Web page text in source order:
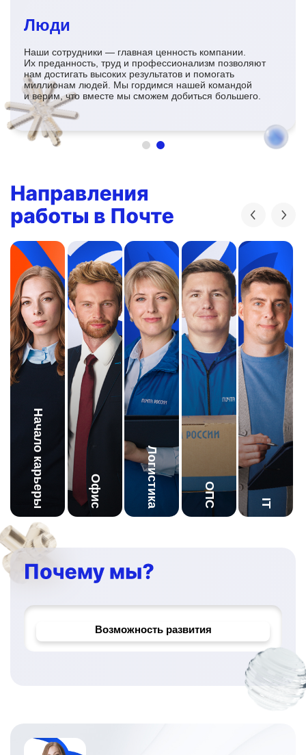
Люди
Наши сотрудники — главная ценность компании.
Их преданность, труд и профессионализм позволяют
нам достигать высоких результатов и помогать
миллионам людей. Мы гордимся нашей командой
и верим, что вместе мы сможем добиться большего.
Начало карьеры Офис Логистика ОПС IT
Надёжный работодатель
Возможность развития